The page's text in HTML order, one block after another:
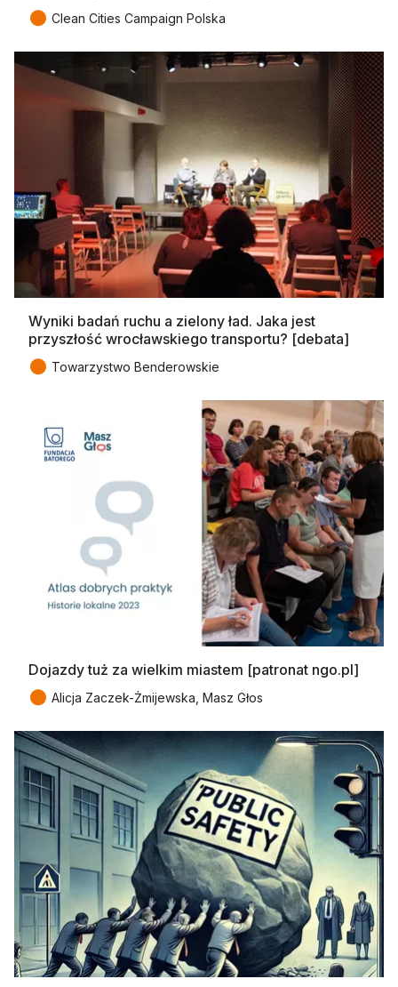
● Clean Cities Campaign Polska
Wyniki badań ruchu a zielony ład. Jaka jest
przyszłość wrocławskiego transportu? [debata]
● Towarzystwo Benderowskie
Dojazdy tuż za wielkim miastem [patronat ngo.pl]
● Alicja Zaczek-Żmijewska, Masz Głos